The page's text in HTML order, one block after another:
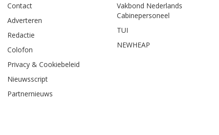
Contact
Adverteren
Redactie
Colofon
Privacy & Cookiebeleid
Nieuwsscript
Partnernieuws
Vakbond Nederlands
Cabinepersoneel
TUI
NEWHEAP